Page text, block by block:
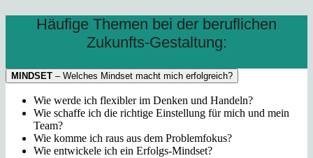
Häufige Themen bei der beruflichen
Zukunfts-Gestaltung:
MINDSET – Welches Mindset macht mich erfolgreich?
Wie werde ich flexibler im Denken und Handeln?
Wie schaffe ich die richtige Einstellung für mich und mein
Team?
Wie komme ich raus aus dem Problemfokus?
Wie entwickele ich ein Erfolgs-Mindset?